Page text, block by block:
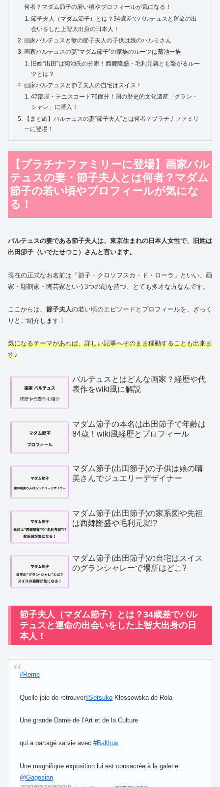
何者？マダム節子の若い頃やプロフィールが気になる！
節子夫人（マダム節子）とは？34歳差でバルテュスと運命の出
会いをした上智大出身の日本人！
画家バルテュスと妻の節子夫人の子供は娘のハルミさん
画家バルテュスの妻”マダム節子”の家族のルーツは菊池一族
旧姓”出田”は菊池氏の分家！西郷隆盛・毛利元就とも繋がるルー
ツとは？
画家バルテュスと節子夫人の自宅はスイス！
47部屋・テニスコート76面分！国の歴史的文化遺産「グラン・
シャレ」に潜入！
【まとめ】バルテュスの妻”節子夫人”とは何者？プラチナファミリ
ーに登場！
【プラチナファミリーに登場】画家バル
テュスの妻・節子夫人とは何者？マダム
節子の若い頃やプロフィールが気にな
る！
バルテュスの妻である節子夫人は、東京生まれの日本人女性で、旧姓は
出田節子（いでたせつこ）さんと言います。
現在の正式なお名前は「節子・クロソフスカ・ド・ローラ」といい、画
家・彫刻家・陶芸家という3つの顔を持つ、とても多才な方なんです。
ここからは、 節子夫人の若い頃のエピソードとプロフィールを、ざっく
りとご紹介します！
気になるテーマがあれば、詳しい記事へそのまま移動することも出来ま
す♪
バルテュスとはどんな画家？経歴や代
表作をwiki風に解説
マダム節子の本名は出田節子で年齢は
84歳！wiki風経歴とプロフィール
マダム節子(出田節子)の子供は娘の晴
美さんでジュエリーデザイナー
マダム節子(出田節子)の家系図や先祖
は西郷隆盛や毛利元就!?
マダム節子(出田節子)の自宅はスイス
のグランシャレーで場所はどこ?
節子夫人（マダム節子）とは？34歳差でバル
テュスと運命の出会いをした上智大出身の日
本人！
#Rome
Quelle joie de retrouver#Setsuko Klossowska de Rola
Une grande Dame de l’Art et de la Culture
qui a partagé sa vie avec#Balthus
Une magnifique exposition lui est consacrée à la galerie
@Gagosian